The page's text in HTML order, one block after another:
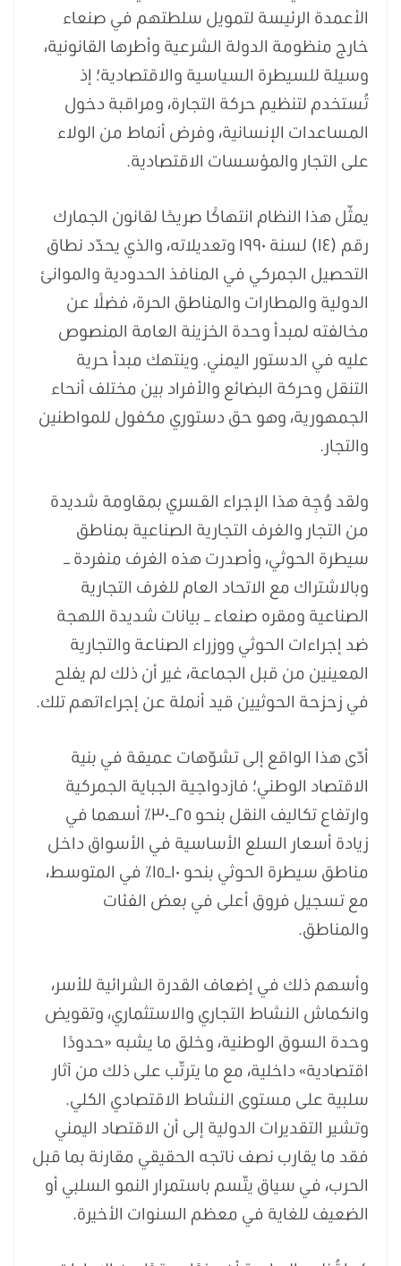
الأعمدة الرئيسة لتمويل سلطتهم في صنعاء
خارج منظومة الدولة الشرعية وأطرها القانونية،
وسيلة للسيطرة السياسية والاقتصادية؛ إذ
تُستخدم لتنظيم حركة التجارة، ومراقبة دخول
المساعدات الإنسانية، وفرض أنماط من الولاء
على التجار والمؤسسات الاقتصادية.
يمثّل هذا النظام انتهاكًا صريحًا لقانون الجمارك
رقم (١٤) لسنة ١٩٩٠ وتعديلاته، والذي يحدّد نطاق
التحصيل الجمركي في المنافذ الحدودية والموانئ
الدولية والمطارات والمناطق الحرة، فضلًا عن
مخالفته لمبدأ وحدة الخزينة العامة المنصوص
عليه في الدستور اليمني. وينتهك مبدأ حرية
التنقل وحركة البضائع والأفراد بين مختلف أنحاء
الجمهورية، وهو حق دستوري مكفول للمواطنين
والتجار.
ولقد وُجِهَ هذا الإجراء القسري بمقاومة شديدة
من التجار والغرف التجارية الصناعية بمناطق
سيطرة الحوثي، وأصدرت هذه الغرف منفردة –
وبالاشتراك مع الاتحاد العام للغرف التجارية
الصناعية ومقره صنعاء – بيانات شديدة اللهجة
ضد إجراءات الحوثي ووزراء الصناعة والتجارية
المعينين من قبل الجماعة، غير أن ذلك لم يفلح
في زحزحة الحوثيين قيد أنملة عن إجراءاتهم تلك.
أدّى هذا الواقع إلى تشوّهات عميقة في بنية
الاقتصاد الوطني؛ فازدواجية الجباية الجمركية
وارتفاع تكاليف النقل بنحو ٢٥–٣٠٪ أسهما في
زيادة أسعار السلع الأساسية في الأسواق داخل
مناطق سيطرة الحوثي بنحو ١٠–١٥٪ في المتوسط،
مع تسجيل فروق أعلى في بعض الفئات
والمناطق.
وأسهم ذلك في إضعاف القدرة الشرائية للأسر،
وانكماش النشاط التجاري والاستثماري، وتقويض
وحدة السوق الوطنية، وخلق ما يشبه «حدودًا
اقتصادية» داخلية، مع ما يترتّب على ذلك من آثار
سلبية على مستوى النشاط الاقتصادي الكلي.
وتشير التقديرات الدولية إلى أن الاقتصاد اليمني
فقد ما يقارب نصف ناتجه الحقيقي مقارنة بما قبل
الحرب، في سياق يتّسم باستمرار النمو السلبي أو
الضعيف للغاية في معظم السنوات الأخيرة.